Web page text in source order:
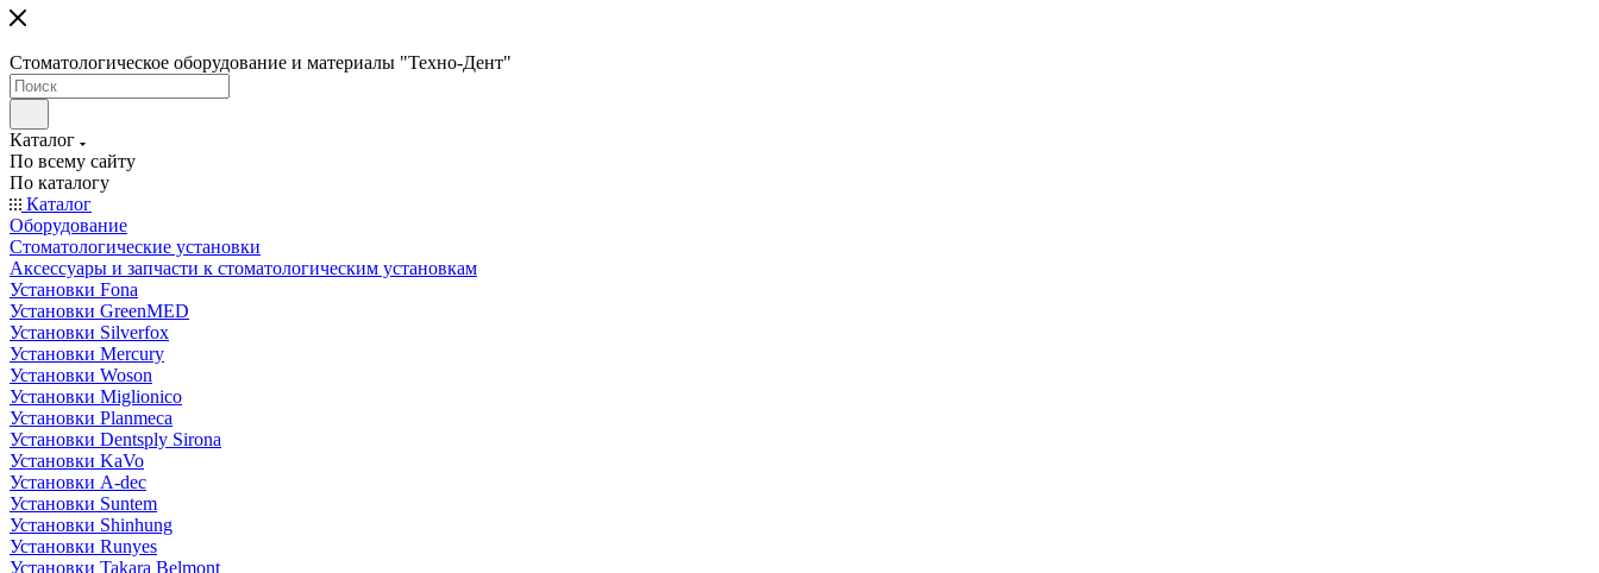
Стоматологическое оборудование и материалы "Техно-Дент"
Каталог
По всему сайту
По каталогу
Каталог
Оборудование
Стоматологические установки
Аксессуары и запчасти к стоматологическим установкам
Установки Fona
Установки GreenMED
Установки Silverfox
Установки Mercury
Установки Woson
Установки Miglionico
Установки Planmeca
Установки Dentsply Sirona
Установки KaVo
Установки A-dec
Установки Suntem
Установки Shinhung
Установки Runyes
Установки Takara Belmont